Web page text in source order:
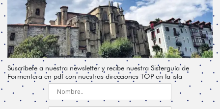
Suscríbete a nuestra newsletter y recibe nuestra Sisterguía de
Formentera en pdf con nuestras direcciones TOP en la isla